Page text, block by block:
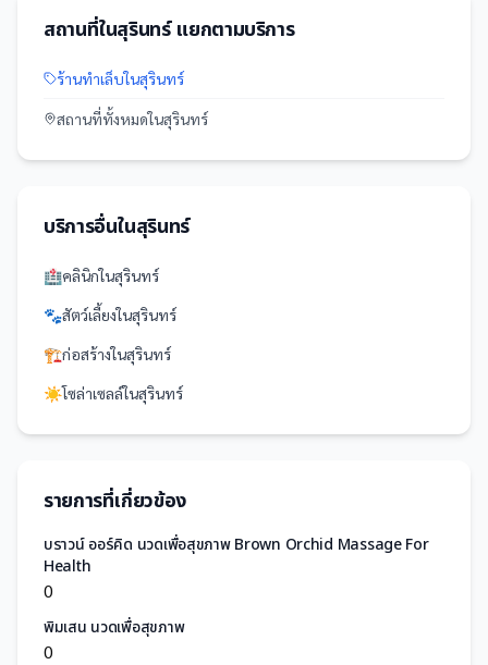
สถานที่ในสุรินทร์แยกตามบริการ
ร้านทำเล็บในสุรินทร์
สถานที่ทั้งหมดในสุรินทร์
บริการอื่นในสุรินทร์
🏥คลินิกในสุรินทร์
🐾สัตว์เลี้ยงในสุรินทร์
🏗️ก่อสร้างในสุรินทร์
☀️โซล่าเซลล์ในสุรินทร์
รายการที่เกี่ยวข้อง
บราวน์ ออร์คิด นวดเพื่อสุขภาพ Brown Orchid Massage For
Health
0
พิมเสน นวดเพื่อสุขภาพ
0